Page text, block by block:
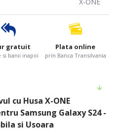
X-ONE
gratuit
si banii inapoi
Plata online
prin Banca Transilvania
cu Husa X-ONE
Samsung Galaxy S24 -
si Usoara